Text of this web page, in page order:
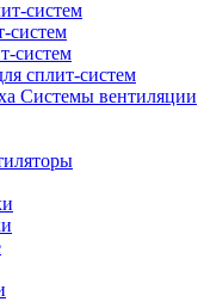
систем
систем
систем
сплит-систем
Системы вентиляции